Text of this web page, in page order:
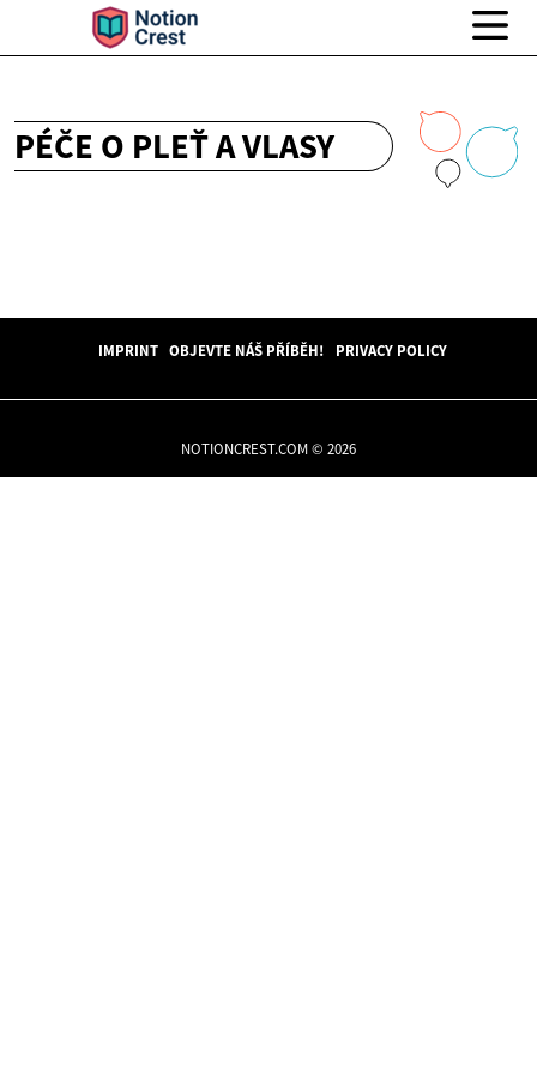
PÉČE O PLEŤ A VLASY
IMPRINT OBJEVTE NÁŠ PŘÍBĚH! PRIVACY POLICY
NOTIONCREST.COM © 2026